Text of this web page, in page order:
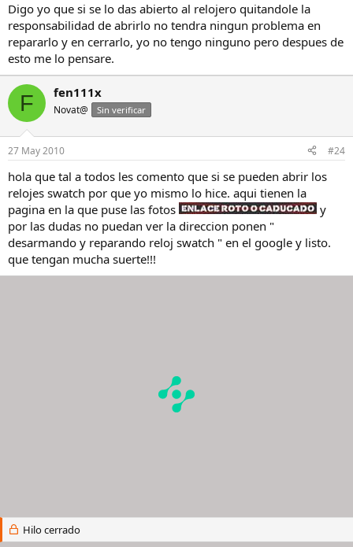
Digo yo que si se lo das abierto al relojero quitandole la
responsabilidad de abrirlo no tendra ningun problema en
repararlo y en cerrarlo, yo no tengo ninguno pero despues de
esto me lo pensare.
F fen111x
Novat@ Sin verificar
27 May 2010 #24
hola que tal a todos les comento que si se pueden abrir los
relojes swatch por que yo mismo lo hice. aqui tienen la
pagina en la que puse las fotos
y
por las dudas no puedan ver la direccion ponen "
desarmando y reparando reloj swatch " en el google y listo.
que tengan mucha suerte!!!
Hilo cerrado